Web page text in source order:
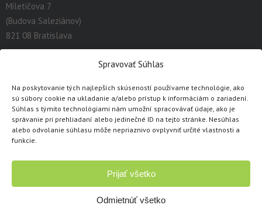
Spravovať Súhlas
Na poskytovanie tých najlepších skúseností používame technológie, ako
sú súbory cookie na ukladanie a/alebo prístup k informáciám o zariadení.
Súhlas s týmito technológiami nám umožní spracovávať údaje, ako je
správanie pri prehliadaní alebo jedinečné ID na tejto stránke. Nesúhlas
alebo odvolanie súhlasu môže nepriaznivo ovplyvniť určité vlastnosti a
funkcie.
Prijať všetko
Odmietnúť všetko
Miletičova 7
(Budova Saleziánov)
821 08 Bratislava
Podrobnú dokumentáciu a návody na prácu s E-učebnicami
nájdete tu:https://orbispictus.sk/vyuka-co-naje-fektivnejsie-s-e-
ucebnicami/.
V prípade problémov s e-učebnicami alebo licenciami, prosím
Copyright © 1991 - 2026 Orbis Pictus Istropolitana, spol. s r.o.